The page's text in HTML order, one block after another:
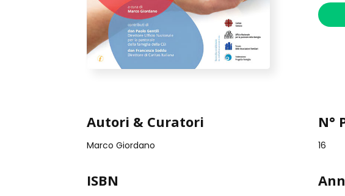
Autori & Curatori
Marco Giordano
N°
16
ISBN